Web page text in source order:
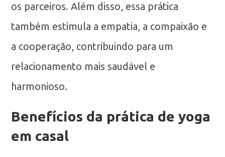
os parceiros. Além disso, essa prática
também estimula a empatia, a compaixão e
a cooperação, contribuindo para um
relacionamento mais saudável e
harmonioso.
Benefícios da prática de yoga
em casal